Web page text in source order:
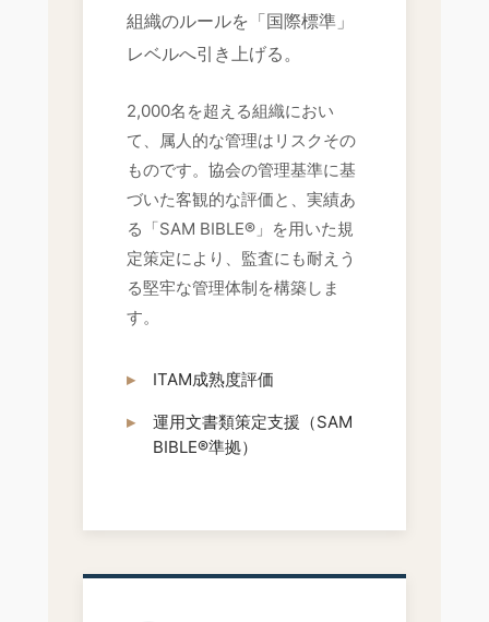
組織のルールを「国際標準」
レベルへ引き上げる。
2,000名を超える組織におい
て、属人的な管理はリスクその
ものです。協会の管理基準に基
づいた客観的な評価と、実績あ
る「SAM BIBLE®」を用いた規
定策定により、監査にも耐えう
る堅牢な管理体制を構築しま
す。
ITAM成熟度評価
運用文書類策定支援（SAM
BIBLE®準拠）